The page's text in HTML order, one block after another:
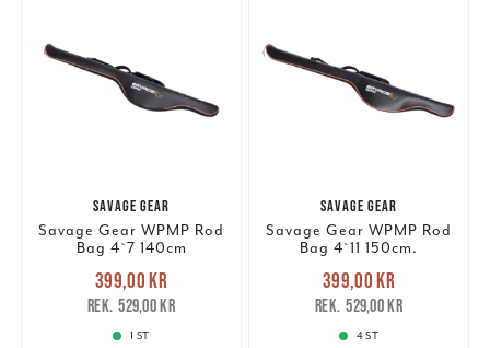
SAVAGE GEAR
Savage Gear WPMP Rod
Bag 4`7 140cm
Nuvarande pris
399,00 krTidigare pris
529,00 kr
399,00 kr
529,00 kr
1 ST
SAVAGE GEAR
Savage Gear WPMP Rod
Bag 4`11 150cm.
Nuvarande pris
399,00 krTidigare pris
529,00 kr
399,00 kr
529,00 kr
4 ST